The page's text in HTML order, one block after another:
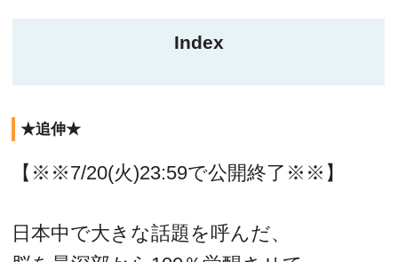
Index
★追伸★
【※※7/20(火)23:59で公開終了※※】
日本中で大きな話題を呼んだ、